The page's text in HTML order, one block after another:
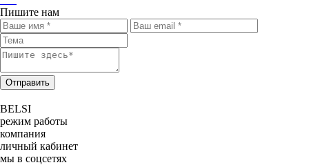
Пишите нам
Отправить
BELSI
режим работы
компания
личный кабинет
мы в соцсетях